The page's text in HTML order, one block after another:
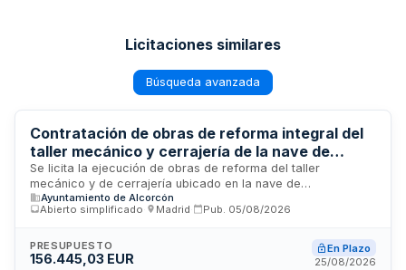
Licitaciones similares
Búsqueda avanzada
Contratación de obras de reforma integral del
taller mecánico y cerrajería de la nave de
mantenimiento municipal
Se licita la ejecución de obras de reforma del taller
mecánico y de cerrajería ubicado en la nave de
mantenimiento municipal. El proyecto técnico, redactado por
arquitecto profesional colegiado, define los trabajos a
la correcta ejecución técnica de todas las fases. La
dirección facultativa de las obras corre a cargo del
Ayuntamiento de Alcorcón
Abierto simplificado
Madrid Pub. 05/08/2026
PRESUPUESTO
156.445,03 EUR
En Plazo
25/08/2026